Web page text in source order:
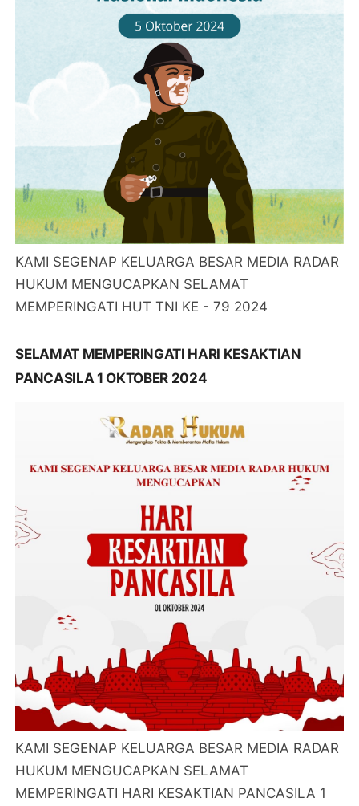
KAMI SEGENAP KELUARGA BESAR MEDIA RADAR
HUKUM MENGUCAPKAN SELAMAT
MEMPERINGATI HUT TNI KE - 79 2024
SELAMAT MEMPERINGATI HARI KESAKTIAN
PANCASILA 1 OKTOBER 2024
KAMI SEGENAP KELUARGA BESAR MEDIA RADAR
HUKUM MENGUCAPKAN SELAMAT
MEMPERINGATI HARI KESAKTIAN PANCASILA 1